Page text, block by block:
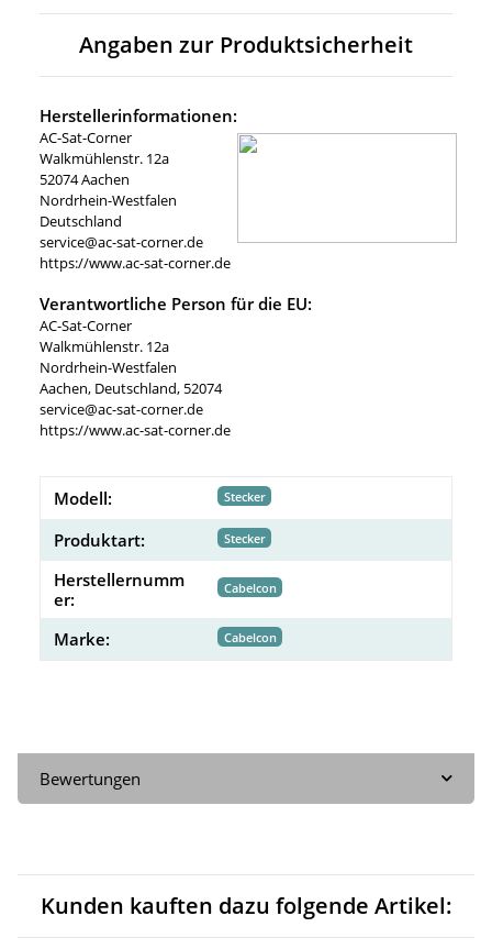
Angaben zur Produktsicherheit
Herstellerinformationen:
AC-Sat-Corner
Walkmühlenstr. 12a
52074 Aachen
Nordrhein-Westfalen
Deutschland
service@ac-sat-corner.de
https://www.ac-sat-corner.de
Verantwortliche Person für die EU:
AC-Sat-Corner
Walkmühlenstr. 12a
Nordrhein-Westfalen
Aachen, Deutschland, 52074
service@ac-sat-corner.de
https://www.ac-sat-corner.de
Modell: Stecker
Produktart: Stecker
Herstellernumm
er:
Cabelcon
Marke: Cabelcon
Bewertungen
Kunden kauften dazu folgende Artikel: